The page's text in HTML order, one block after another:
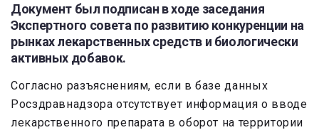
Документ был подписан в ходе заседания
Экспертного совета по развитию конкуренции на
рынках лекарственных средств и биологически
активных добавок.
Согласно разъяснениям, если в базе данных
Росздравнадзора отсутствует информация о вводе
лекарственного препарата в оборот на территории